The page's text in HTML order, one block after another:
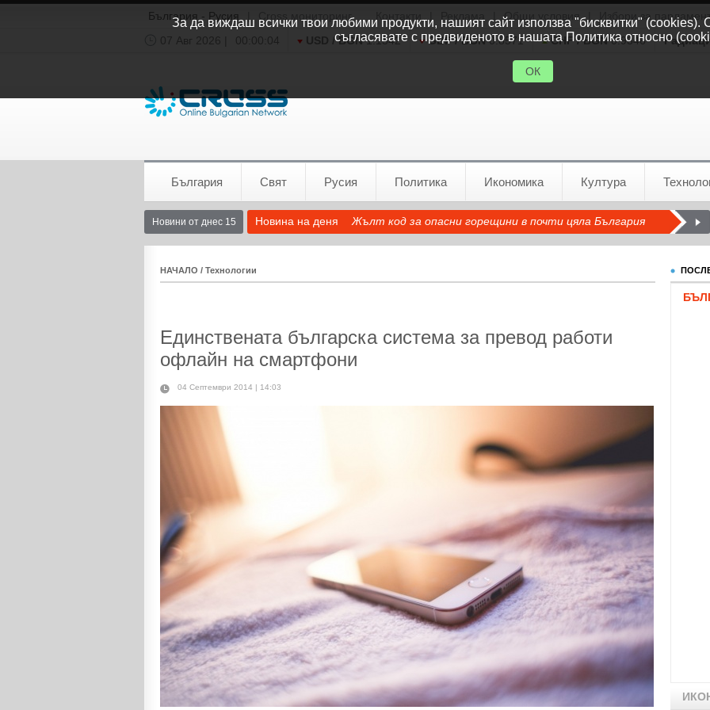
България - Русия Cross мониторинг Общи условия Избори за
07 Авг 2026 |
00:00:05 USD / BGN1.1542 GBP / BGN0.8571 CHF / BGN0.9346
България Свят Русия Политика Икономика Култура
Новини от днес 15 Новина на деня Жълт код за опасни горещини в почти цяла България
НАЧАЛО / Технологии
Единствената българска система за превод работи
офлайн на смартфони
04 Септември 2014 | 14:03
За да виждаш всички твои любими продукти, нашият сайт използва "бисквитки" (cookies).
съгласявате с предвиденото в нашата Политика относно
ОК